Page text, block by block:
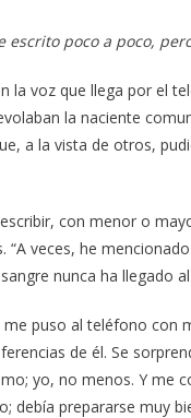
escrito poco a poco,
la voz que llega por el
la naciente
a la vista de otros,
con menor o
“A veces, he
nunca ha llegado
puso al teléfono con
de él. Se
yo, no menos. Y me
debía prepararse muy